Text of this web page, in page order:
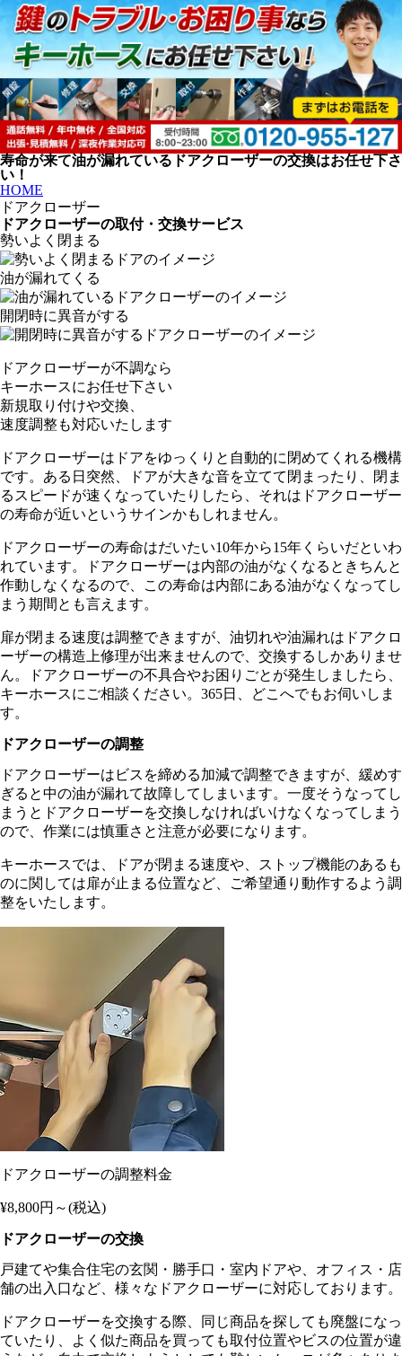
寿命が来て油が漏れているドアクローザーの交換はお任せ下さ
い！
HOME
ドアクローザー
ドアクローザーの取付・交換サービス
勢いよく閉まる
油が漏れてくる
開閉時に異音がする
ドアクローザーが不調なら
キーホースにお任せ下さい
新規取り付けや交換、
速度調整も対応いたします
ドアクローザーはドアをゆっくりと自動的に閉めてくれる機構
です。ある日突然、ドアが大きな音を立てて閉まったり、閉ま
るスピードが速くなっていたりしたら、それはドアクローザー
の寿命が近いというサインかもしれません。
ドアクローザーの寿命はだいたい10年から15年くらいだといわ
れています。ドアクローザーは内部の油がなくなるときちんと
作動しなくなるので、この寿命は内部にある油がなくなってし
まう期間とも言えます。
扉が閉まる速度は調整できますが、油切れや油漏れはドアクロ
ーザーの構造上修理が出来ませんので、交換するしかありませ
ん。ドアクローザーの不具合やお困りごとが発生しましたら、
キーホースにご相談ください。365日、どこへでもお伺いしま
す。
ドアクローザーの調整
ドアクローザーはビスを締める加減で調整できますが、緩めす
ぎると中の油が漏れて故障してしまいます。一度そうなってし
まうとドアクローザーを交換しなければいけなくなってしまう
ので、作業には慎重さと注意が必要になります。
キーホースでは、ドアが閉まる速度や、ストップ機能のあるも
のに関しては扉が止まる位置など、ご希望通り動作するよう調
整をいたします。
ドアクローザーの調整料金
¥8,800円～(税込)
ドアクローザーの交換
戸建てや集合住宅の玄関・勝手口・室内ドアや、オフィス・店
舗の出入口など、様々なドアクローザーに対応しております。
ドアクローザーを交換する際、同じ商品を探しても廃盤になっ
ていたり、よく似た商品を買っても取付位置やビスの位置が違